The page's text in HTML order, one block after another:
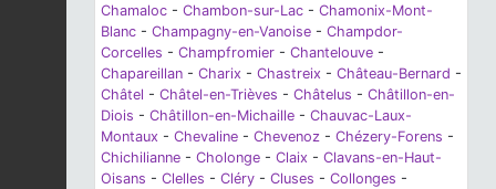
Chamaloc - Chambon-sur-Lac - Chamonix-Mont-
Blanc - Champagny-en-Vanoise - Champdor-
Corcelles - Champfromier - Chantelouve -
Chapareillan - Charix - Chastreix - Château-Bernard -
Châtel - Châtel-en-Trièves - Châtelus - Châtillon-en-
Diois - Châtillon-en-Michaille - Chauvac-Laux-
Montaux - Chevaline - Chevenoz - Chézery-Forens -
Chichilianne - Cholonge - Claix - Clavans-en-Haut-
Oisans - Clelles - Cléry - Cluses - Collonges -